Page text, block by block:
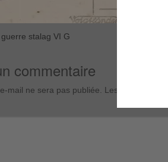
stalag VI G
commentaire
mail ne sera pas publiée. Les champs